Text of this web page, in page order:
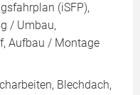
(iSFP),
/ Umbau,
Aufbau / Montage
Blechdach,